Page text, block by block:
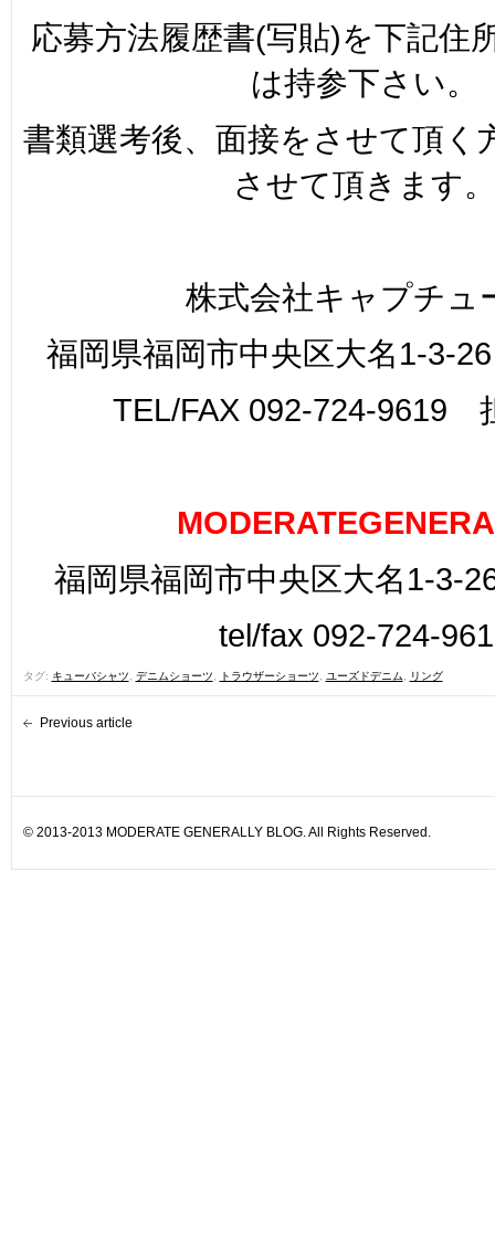
応募方法履歴書(写貼)を下記住
は持参下さい。
書類選考後、面接をさせて頂く
させて頂きます。
株式会社キャプチュ
福岡県福岡市中央区大名1-3-
TEL/FAX 092-724-9619
福岡県福岡市中央区大名1-3-
tel/fax 092-724-
タグ: キューバシャツ デニムショーツ トラウザーショーツ ユーズドデニム リング
Previous article
© 2013-2013 MODERATE GENERALLY BLOG. All Rights Reserved.